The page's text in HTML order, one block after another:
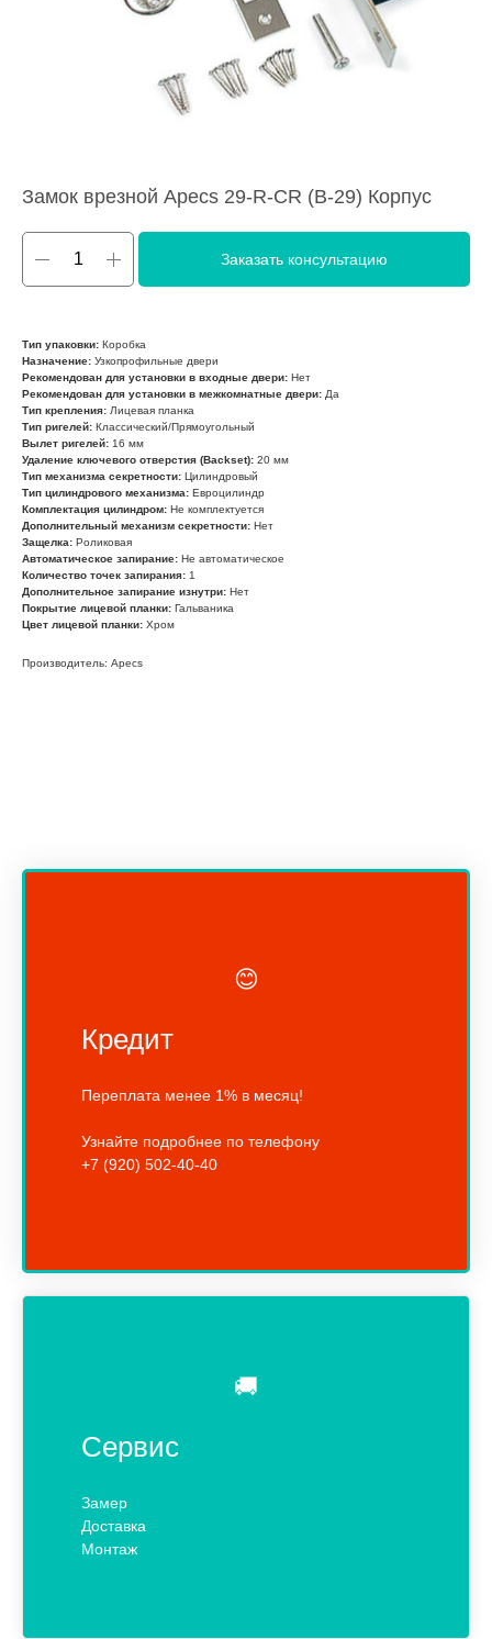
Замок врезной Apecs 29-R-CR (В-29) Корпус
Заказать консультацию
Тип упаковки: Коробка
Назначение: Узкопрофильные двери
Рекомендован для установки в входные двери: Нет
Рекомендован для установки в межкомнатные двери: Да
Тип крепления: Лицевая планка
Тип ригелей: Классический/Прямоугольный
Вылет ригелей: 16 мм
Удаление ключевого отверстия (Backset): 20 мм
Тип механизма секретности: Цилиндровый
Тип цилиндрового механизма: Евроцилиндр
Комплектация цилиндром: Не комплектуется
Дополнительный механизм секретности: Нет
Защелка: Роликовая
Автоматическое запирание: Не автоматическое
Количество точек запирания: 1
Дополнительное запирание изнутри: Нет
Покрытие лицевой планки: Гальваника
Цвет лицевой планки: Хром
Производитель: Apecs
😊
Кредит
Переплата менее 1% в месяц!
Узнайте подробнее по телефону
+7 (920) 502-40-40
🚚
Сервис
Замер
Доставка
Монтаж